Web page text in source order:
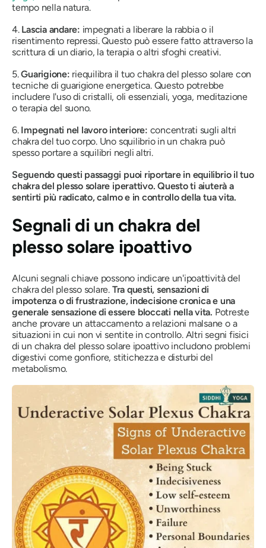
tempo nella natura.
4. Lascia andare: impegnati a liberare la rabbia o il
risentimento repressi. Questo può essere fatto attraverso la
scrittura di un diario, la terapia o altri sfoghi creativi.
5.Guarigione: riequilibra il tuo chakra del plesso solare con
tecniche di guarigione energetica. Questo potrebbe
includere l'uso di cristalli, oli essenziali, yoga, meditazione
o terapia del suono.
6. Impegnati nel lavoro interiore: concentrati sugli altri
chakra del tuo corpo. Uno squilibrio in un chakra può
spesso portare a squilibri negli altri.
Seguendo questi passaggi puoi riportare in equilibrio il tuo
chakra del plesso solare iperattivo. Questo ti aiuterà a
sentirti più radicato, calmo e in controllo della tua vita.
Segnali di un chakra del
plesso solare ipoattivo
Alcuni segnali chiave possono indicare un'ipoattività del
chakra del plesso solare. Tra questi, sensazioni di
impotenza o di frustrazione, indecisione cronica e una
generale sensazione di essere bloccati nella vita. Potreste
anche provare un attaccamento a relazioni malsane o a
situazioni in cui non vi sentite in controllo. Altri segni fisici
di un chakra del plesso solare ipoattivo includono problemi
digestivi come gonfiore, stitichezza e disturbi del
metabolismo.